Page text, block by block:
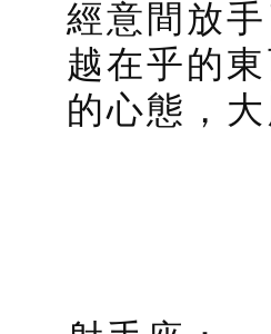
經意間放
越在乎的
的心態，